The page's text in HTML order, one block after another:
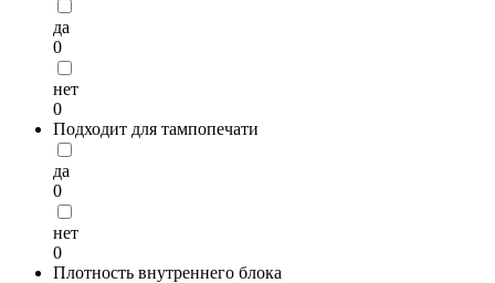
да
0
нет
0
Подходит для тампопечати
да
0
нет
0
Плотность внутреннего блока